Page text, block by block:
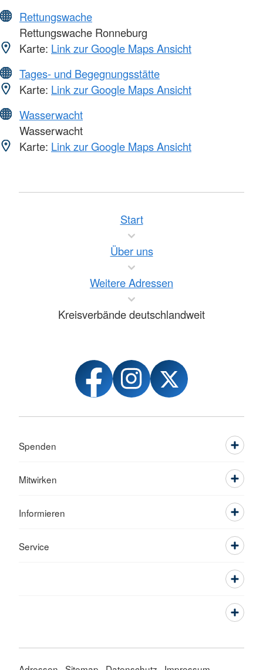
Rettungswache
Rettungswache Ronneburg
Karte: Link zur Google Maps Ansicht
Tages- und Begegnungsstätte
Karte: Link zur Google Maps Ansicht
Wasserwacht
Wasserwacht
Karte: Link zur Google Maps Ansicht
Start
Über uns
Weitere Adressen
Kreisverbände deutschlandweit
Spenden
Mitwirken
Informieren
Service